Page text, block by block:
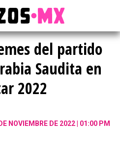
del partido
Saudita en
2022
NOVIEMBRE DE 2022 | 01:00 PM